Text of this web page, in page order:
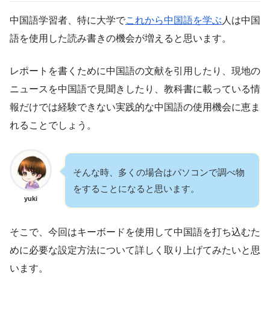
中国語学習者、特に大学でこれから中国語を学ぶ 人は中国
語を使用した読み書きの機会が増えると思います。
レポートを書くために中国語の文献を引用したり、現地の
ニュースを中国語で見聞きしたり、教科書に載っている情
報だけでは経験できない実践的な中国語の使用機会に恵ま
れることでしょう。
yuki
そんな時、多くの場合はパソコンで調べ物
をすることになると思います。
そこで、今回はキーボードを使用して中国語を打ち込むた
めに必要な設定方法について詳しく取り上げてみたいと思
います。